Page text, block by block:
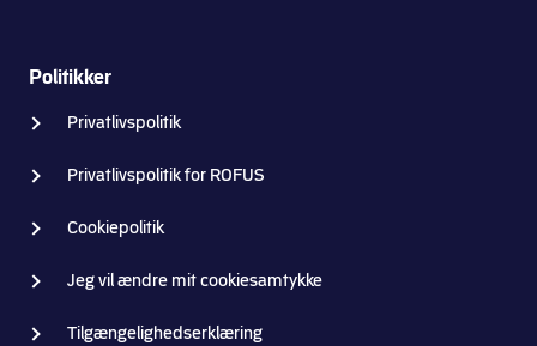
Politikker
Privatlivspolitik
Privatlivspolitik for ROFUS
Cookiepolitik
Jeg vil ændre mit cookiesamtykke
Tilgængelighedserklæring